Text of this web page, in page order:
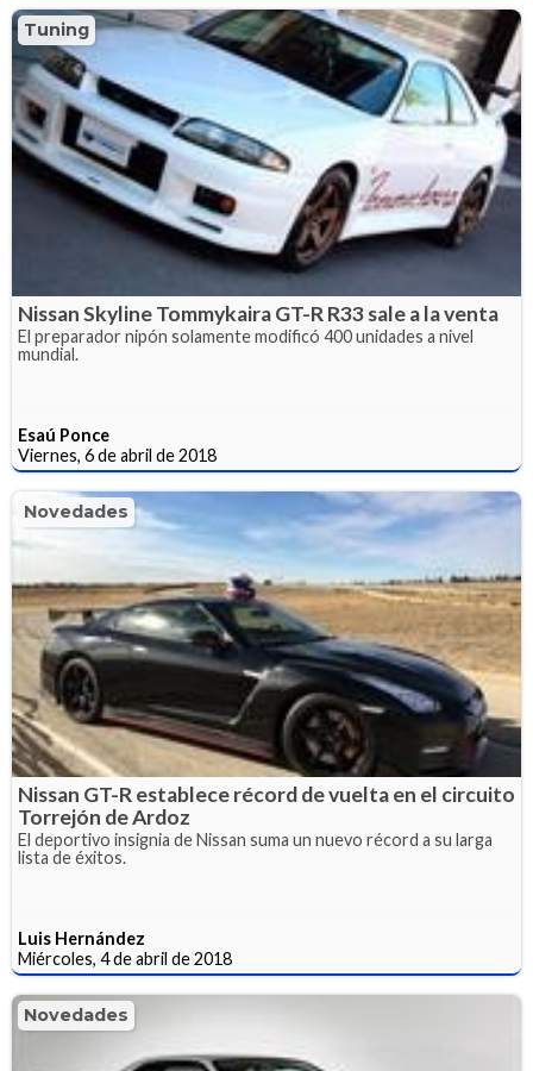
Tuning
Nissan Skyline Tommykaira GT-R R33 sale a la venta
El preparador nipón solamente modificó 400 unidades a nivel
mundial.
Esaú Ponce
Viernes, 6 de abril de 2018
Novedades
Nissan GT-R establece récord de vuelta en el circuito
Torrejón de Ardoz
El deportivo insignia de Nissan suma un nuevo récord a su larga
lista de éxitos.
Luis Hernández
Miércoles, 4 de abril de 2018
Novedades